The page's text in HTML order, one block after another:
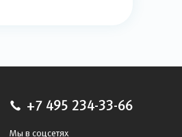
+7 495 234-33-66
Мы в соцсетях